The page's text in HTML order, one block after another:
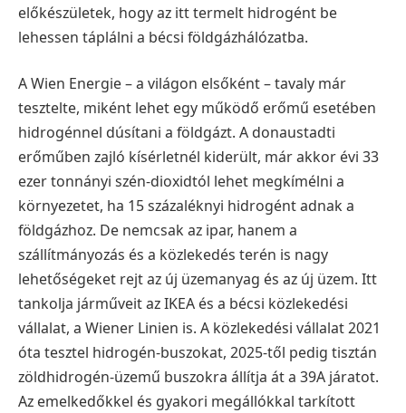
előkészületek, hogy az itt termelt hidrogént be
lehessen táplálni a bécsi földgázhálózatba.
A Wien Energie – a világon elsőként – tavaly már
tesztelte, miként lehet egy működő erőmű esetében
hidrogénnel dúsítani a földgázt. A donaustadti
erőműben zajló kísérletnél kiderült, már akkor évi 33
ezer tonnányi szén-dioxidtól lehet megkímélni a
környezetet, ha 15 százaléknyi hidrogént adnak a
földgázhoz. De nemcsak az ipar, hanem a
szállítmányozás és a közlekedés terén is nagy
lehetőségeket rejt az új üzemanyag és az új üzem. Itt
tankolja járműveit az IKEA és a bécsi közlekedési
vállalat, a Wiener Linien is. A közlekedési vállalat 2021
óta tesztel hidrogén-buszokat, 2025-től pedig tisztán
zöldhidrogén-üzemű buszokra állítja át a 39A járatot.
Az emelkedőkkel és gyakori megállókkal tarkított